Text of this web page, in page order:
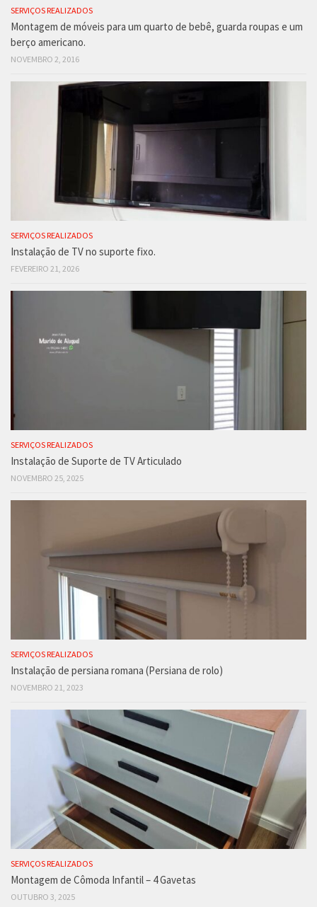
SERVIÇOS REALIZADOS
Montagem de móveis para um quarto de bebê, guarda roupas e um
berço americano.
NOVEMBRO 2, 2016
SERVIÇOS REALIZADOS
Instalação de TV no suporte fixo.
FEVEREIRO 21, 2026
SERVIÇOS REALIZADOS
Instalação de Suporte de TV Articulado
NOVEMBRO 25, 2025
SERVIÇOS REALIZADOS
Instalação de persiana romana (Persiana de rolo)
NOVEMBRO 21, 2023
SERVIÇOS REALIZADOS
Montagem de Cômoda Infantil – 4 Gavetas
OUTUBRO 3, 2025